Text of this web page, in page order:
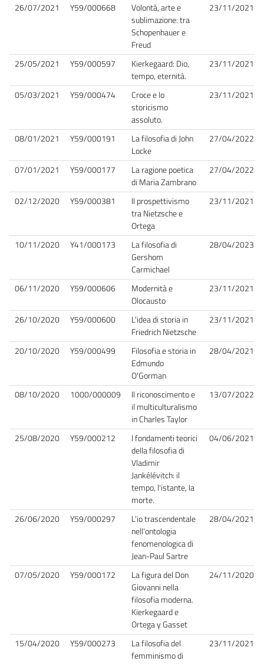
26/07/2021 Y59/000668
Volontà, arte e
sublimazione: tra
Schopenhauer e
Freud
23/11/2021
25/05/2021 Y59/000597
Kierkegaard: Dio,
tempo, eternità.
23/11/2021
05/03/2021 Y59/000474
Croce e lo
storicismo
assoluto.
23/11/2021
08/01/2021 Y59/000191
La filosofia di John
Locke
27/04/2022
07/01/2021 Y59/000177
La ragione poetica
di Maria Zambrano
27/04/2022
02/12/2020 Y59/000381
Il prospettivismo
tra Nietzsche e
Ortega
23/11/2021
10/11/2020 Y41/000173
La filosofia di
Gershom
Carmichael
28/04/2023
06/11/2020 Y59/000606
Modernità e
Olocausto
23/11/2021
26/10/2020 Y59/000600
L'idea di storia in
Friedrich Nietzsche
23/11/2021
20/10/2020 Y59/000499
Filosofia e storia in
Edmundo
O'Gorman
28/04/2021
08/10/2020 1000/000009
Il riconoscimento e
il multiculturalismo
in Charles Taylor
13/07/2022
25/08/2020 Y59/000212
I fondamenti teorici
della filosofia di
Vladimir
Jankélévitch: il
tempo, l'istante, la
morte.
04/06/2021
26/06/2020 Y59/000297
L'io trascendentale
nell'ontologia
fenomenologica di
Jean-Paul Sartre
28/04/2021
07/05/2020 Y59/000172
La figura del Don
Giovanni nella
filosofia moderna.
Kierkegaard e
Ortega y Gasset
24/11/2020
15/04/2020 Y59/000273
La filosofia del
femminismo di
23/11/2021